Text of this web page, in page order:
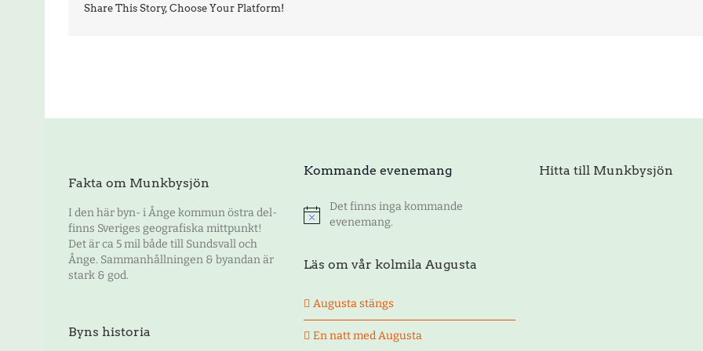
Share This Story, Choose Your Platform!
Fakta om Munkbysjön
I den här byn- i Ånge kommun östra del-
finns Sveriges geografiska mittpunkt!
Det är ca 5 mil både till Sundsvall och
Ånge. Sammanhållningen & byandan är
stark & god.
Byns historia
Kommande evenemang
Notis
Det finns inga kommande
evenemang.
Läs om vår kolmila Augusta
Augusta stängs
En natt med Augusta
Hitta till Munkbysjön